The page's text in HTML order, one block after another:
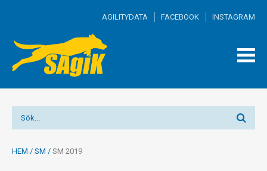
AGILITYDATA FACEBOOK INSTAGRAM
HEM / SM / SM 2019